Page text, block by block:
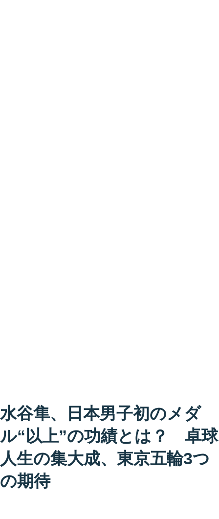
水谷隼、日本男子初のメダ
ル“以上”の功績とは？ 卓球
人生の集大成、東京五輪3つ
の期待